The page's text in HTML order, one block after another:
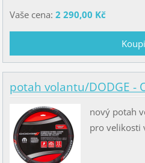
Vaše cena: 2 290,00 Kč
potah volantu/DODGE -
nový potah
pro velikosti